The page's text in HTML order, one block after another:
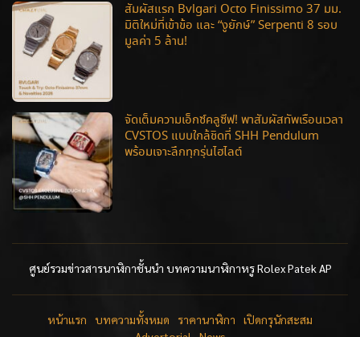
สัมผัสแรก Bvlgari Octo Finissimo 37 มม.
มิติใหม่ที่เข้าข้อ และ “งูยักษ์” Serpenti 8 รอบ
มูลค่า 5 ล้าน!
จัดเต็มความเอ็กซ์คลูซีฟ! พาสัมผัสทัพเรือนเวลา
CVSTOS แบบใกล้ชิดที่ SHH Pendulum
พร้อมเจาะลึกทุกรุ่นไฮไลต์
ศูนย์รวมข่าวสารนาฬิกาชั้นนำ บทความนาฬิกาหรู Rolex Patek AP
หน้าแรก บทความทั้งหมด ราคานาฬิกา
เปิดกรุนักสะสม